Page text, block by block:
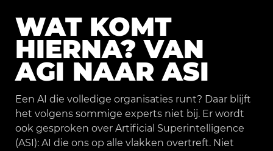
WAT KOMT
HIERNA? VAN
AGI NAAR ASI
Een AI die volledige organisaties runt? Daar blijft
het volgens sommige experts niet bij. Er wordt
ook gesproken over Artificial Superintelligence
(ASI): AI die ons op alle vlakken overtreft. Niet